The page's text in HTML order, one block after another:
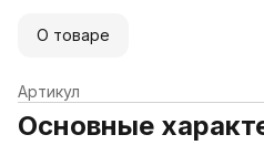
О товаре
Артикул
Основные